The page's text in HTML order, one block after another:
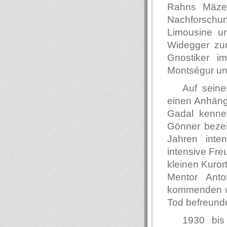
Rahns
Limousine
Widegger
Gnostiker
Montségur
Auf
einen
Gadal
Gönner
Jahren
intensive
kleinen
Mentor
kommenden
Tod
1930